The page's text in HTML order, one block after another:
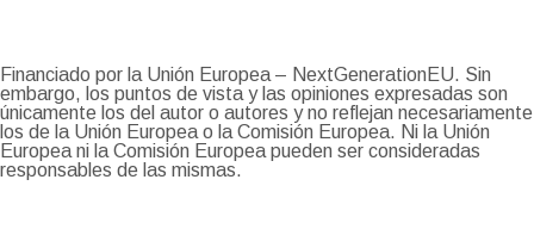
Financiado por la Unión Europea – NextGenerationEU. Sin
embargo, los puntos de vista y las opiniones expresadas son
únicamente los del autor o autores y no reflejan necesariamente
los de la Unión Europea o la Comisión Europea. Ni la Unión
Europea ni la Comisión Europea pueden ser consideradas
responsables de las mismas.